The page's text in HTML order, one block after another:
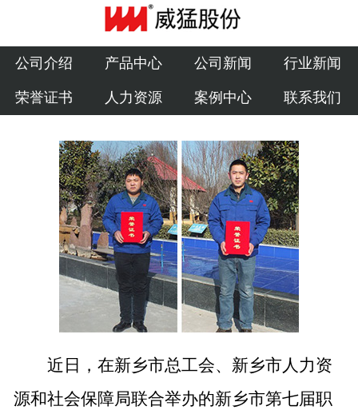
公司介绍
产品中心
公司新闻
行业新闻
荣誉证书
人力资源
案例中心
联系我们
公司介绍 产品中心 公司新闻 行业新闻
荣誉证书 人力资源 案例中心 联系我们
近日，在新乡市总工会、新乡市人力资
源和社会保障局联合举办的新乡市第七届职